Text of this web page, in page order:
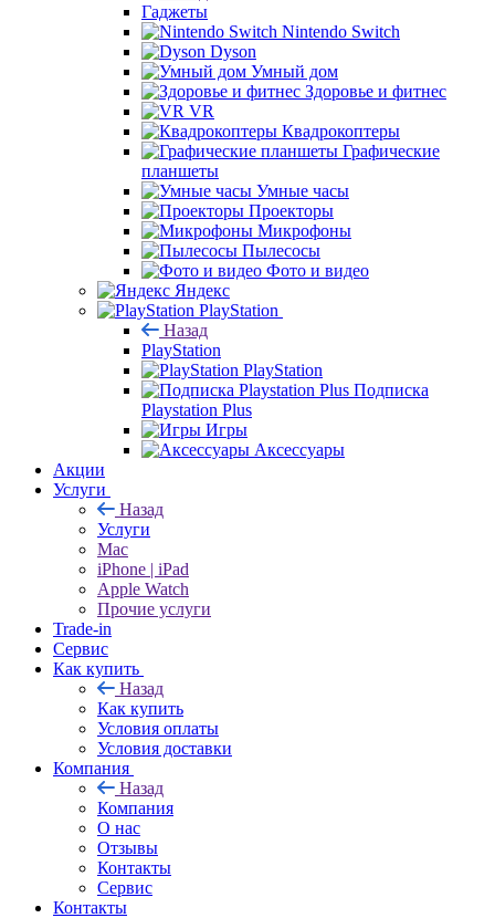
Гаджеты
Nintendo Switch
Dyson
Умный дом
Здоровье и фитнес
VR
Квадрокоптеры
Графические
планшеты
Умные часы
Проекторы
Микрофоны
Пылесосы
Фото и видео
Яндекс
PlayStation
Назад
PlayStation
PlayStation
Подписка
Playstation Plus
Игры
Аксессуары
Акции
Услуги
Назад
Услуги
Mac
iPhone | iPad
Apple Watch
Прочие услуги
Trade-in
Сервис
Как купить
Назад
Как купить
Условия оплаты
Условия доставки
Компания
Назад
Компания
О нас
Отзывы
Контакты
Сервис
Контакты